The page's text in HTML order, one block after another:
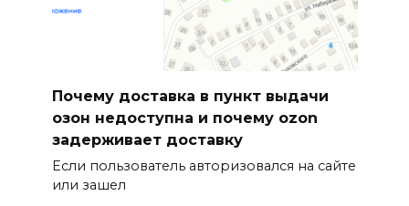
Почему доставка в пункт выдачи
озон недоступна и почему ozon
задерживает доставку
Если пользователь авторизовался на сайте
или зашел